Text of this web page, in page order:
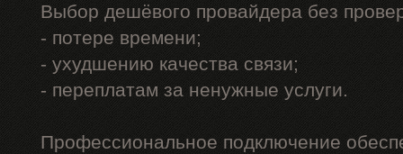
Выбор дешёвого провайдера без
- потере времени;
- ухудшению качества связи;
- переплатам за ненужные услуги.
Профессиональное подключение